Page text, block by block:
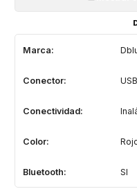
Marca:
Conector: USB
Conectividad:
Color:
Bluetooth: SI